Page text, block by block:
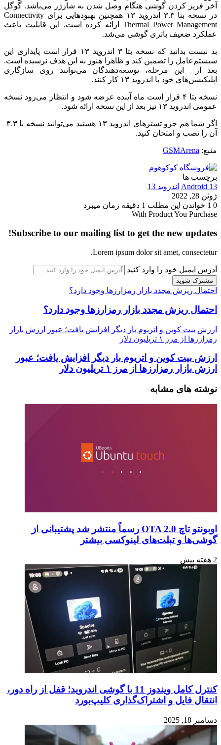
آخر فریز کردن گوشی هنگام ‌وصل شدن به شارژر می‌باشد.‌ گوگل
در نسخه بتا ۳.۳ اندروید ۱۳ همچنین بهبودهایی برای Connectivity
Thermal Power Management ارائه کرده است. این قابلیت باعث
عملکرد ضعیف باتری گوشی می‌شد.
بد نیست بدانید که نسخه بتا ۳ اندروید ۱۳ قرار است پایداری این
سیستم‌عامل را تضمین‌ کند و ظاهرا هنوز به این‌ هدف نرسیده است.‌
بعد از این مرحله، توسعه‌دهندگان می‌توانند روی سازگاری
اپلیکیشن‌های خود با اندروید ۱۳ کار کنند.
نسخه بتا ۴ قرار است ماه آینده عرضه شود و انتظار می‌رود نسخه
عمومی اندروید ۱۳ نیز بعد از این نسخه ارائه شود.
آن را نصب و ‌امتحان ‌کنید.
منبع: GSMArena
برچسب ها
Android 13 اندروید 13
ژوئن 28, 2022
0
خواندن این مطلب 1 دقیقه زمان میبرد
With Product You Purchase
Subscribe to our mailing list to get the new updates!
Lorem ipsum dolor sit amet, consectetur.
آدرس ایمیل خود را وارد کنید
احتمال ریزش مجدد بازار رمزارزها وجود دارد؟
احتمال ریزش مجدد بازار رمزارزها وجود دارد؟
ارزش بیت کوین و اتریوم بار دیگر افزایش یافت؛ عبور ارزش بازار
رمزارزها از مرز ۱ تریلیون دلار
ارزش بیت کوین و اتریوم بار دیگر افزایش یافت؛ عبور
ارزش بازار رمزارزها از مرز ۱ تریلیون دلار
نوشته های مشابه
اوبونتو تاچ OTA 2.0 رسماً منتشر شد پشتیبانی از
گوشی‌ها و تبلت‌های لینوکسی بیشتر
2 هفته پیش
کنترل کامل ویندوز 11 با گوشی اندروید؛ قفل از راه دور،
انتقال فایل و اشتراک‌گذاری کلیپ‌بورد
دسامبر 18, 2025